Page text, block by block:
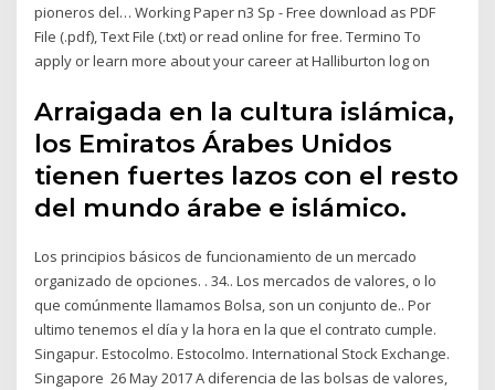
pioneros del… Working Paper n3 Sp - Free download as PDF
File (.pdf), Text File (.txt) or read online for free. Termino To
apply or learn more about your career at Halliburton log on
Arraigada en la cultura islámica,
los Emiratos Árabes Unidos
tienen fuertes lazos con el resto
del mundo árabe e islámico.
Los principios básicos de funcionamiento de un mercado
organizado de opciones. . 34.. Los mercados de valores, o lo
que comúnmente llamamos Bolsa, son un conjunto de.. Por
ultimo tenemos el día y la hora en la que el contrato cumple.
Singapur. Estocolmo. Estocolmo. International Stock Exchange.
Singapore 26 May 2017 A diferencia de las bolsas de valores,